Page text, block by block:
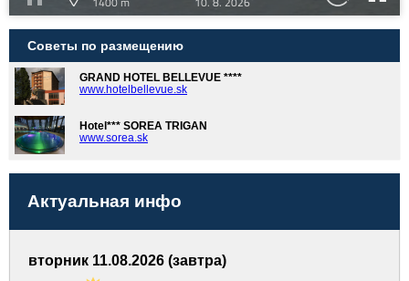
Советы по размещению
GRAND HOTEL BELLEVUE ****
www.hotelbellevue.sk
Hotel*** SOREA TRIGAN
www.sorea.sk
Актуальная инфо
вторник 11.08.2026 (завтра)